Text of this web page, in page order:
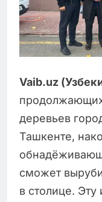
Vaib.uz
деревьев
Ташкенте,
сможет
в столице. Эту